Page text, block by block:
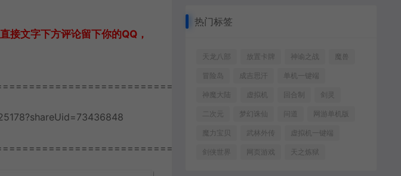
接文字下方评论留下你的QQ，
热门标签
天龙八部 放置卡牌 神谕之战 魔兽
冒险岛 成吉思汗 单机一键端
神魔大陆 虚拟机 回合制 剑灵
二次元 梦幻诛仙 问道 网游单机版
魔力宝贝 武林外传 虚拟机一键端
剑侠世界 网页游戏 天之炼狱